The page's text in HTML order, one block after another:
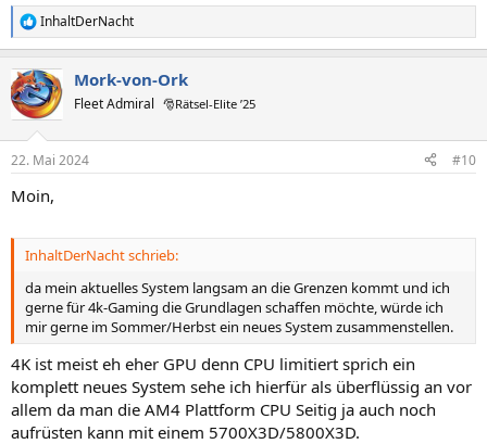
R
e
k
t
i
e
:
InhaltDerNacht
Mork-von-Ork
Fleet Admiral 🎅Rätsel-Elite ’25
22. Mai 2024 #10
Moin,
InhaltDerNacht schrieb:
da mein aktuelles System langsam an die Grenzen kommt und ich
gerne für 4k-Gaming die Grundlagen schaffen möchte, würde ich
mir gerne im Sommer/Herbst ein neues System zusammenstellen.
4K ist meist eh eher GPU denn CPU limitiert sprich ein
komplett neues System sehe ich hierfür als überflüssig an vor
allem da man die AM4 Plattform CPU Seitig ja auch noch
aufrüsten kann mit einem 5700X3D/5800X3D.